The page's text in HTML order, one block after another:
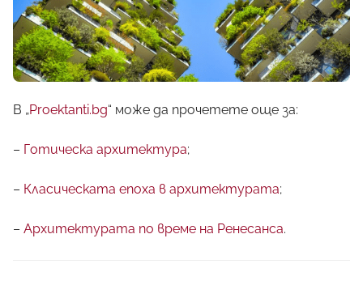
В „Proektanti.bg“ може да прочетете още за:
– Готическа архитектура;
– Класическата епоха в архитектурата;
– Архитектурата по време на Ренесанса.